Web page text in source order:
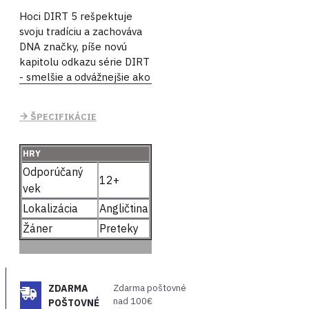
Hoci DIRT 5 rešpektuje
svoju tradíciu a zachováva
DNA značky, píše novú
kapitolu odkazu série DIRT
- smelšie a odvážnejšie ako
novým inováciám a
predstavuje DIRT 5
stredobod terénneho
pretekania, štýlu a kultúry,
kde môžete neustále
prežívať rad úžasných
okamihov.
Špecifikácie hry:
Kliesni si cestu po
celom svete -
ŠPECIFIKÁCIE
HRY
Odporúčaný
vek
12+
Lokalizácia
Angličtina
Žáner
Preteky
ZDARMA
POŠTOVNÉ
Zdarma poštovné
nad 100€